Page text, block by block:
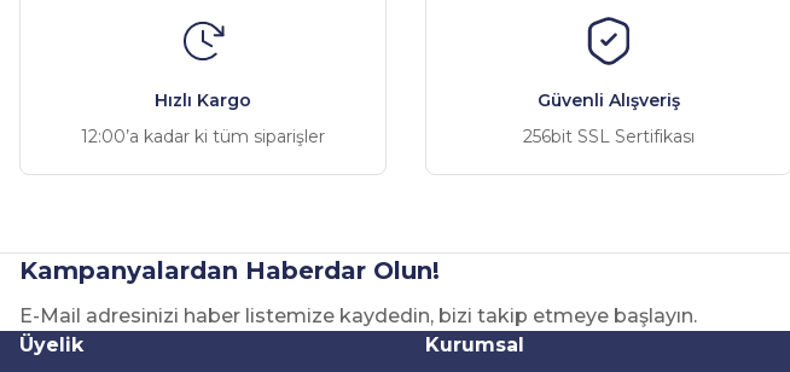
Ürün açıklamasında eksik bilgiler bulunuyor.
Ürün fiyatı diğer sitelerden daha pahalı.
Hızlı Kargo
12:00’a kadar ki tüm siparişler
Güvenli Alışveriş
256bit SSL Sertifikası
Kampanyalardan Haberdar Olun!
E-Mail adresinizi haber listemize kaydedin, bizi takip etmeye başlayın.
Üyelik Kurumsal